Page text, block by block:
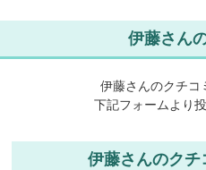
伊藤さん
伊藤さんのクチコ
下記フォームより
伊藤さんのクチ